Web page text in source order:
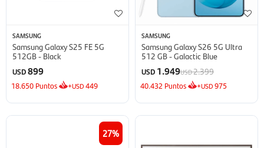
SAMSUNG
Samsung Galaxy S25 FE 5G
512GB - Black
USD899
18.650 Puntos +USD449
SAMSUNG
Samsung Galaxy S26 5G Ultra
512 GB - Galactic Blue
USD 1.949USD2.399
40.432 Puntos +USD975
27